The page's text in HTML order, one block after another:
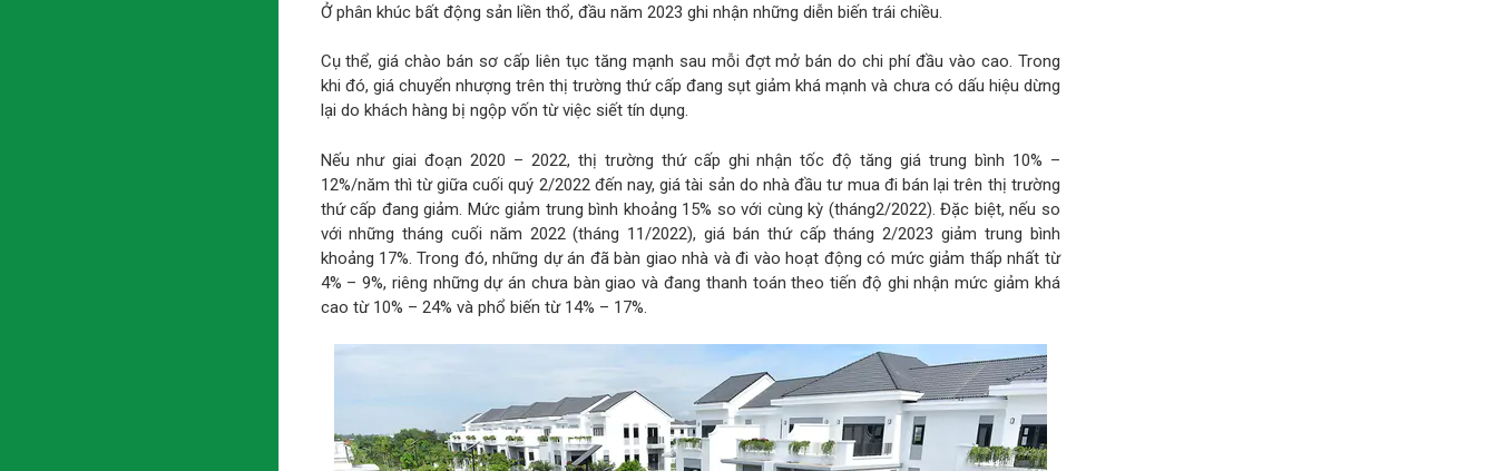
Ở phân khúc bất động sản liền thổ, đầu năm 2023 ghi nhận những diễn biến trái chiều.
Cụ thể, giá chào bán sơ cấp liên tục tăng mạnh sau mỗi đợt mở bán do chi phí đầu vào cao. Trong
khi đó, giá chuyển nhượng trên thị trường thứ cấp đang sụt giảm khá mạnh và chưa có dấu hiệu dừng
lại do khách hàng bị ngộp vốn từ việc siết tín dụng.
Nếu như giai đoạn 2020 – 2022, thị trường thứ cấp ghi nhận tốc độ tăng giá trung bình 10% –
12%/năm thì từ giữa cuối quý 2/2022 đến nay, giá tài sản do nhà đầu tư mua đi bán lại trên thị trường
thứ cấp đang giảm. Mức giảm trung bình khoảng 15% so với cùng kỳ (tháng2/2022). Đặc biệt, nếu so
với những tháng cuối năm 2022 (tháng 11/2022), giá bán thứ cấp tháng 2/2023 giảm trung bình
khoảng 17%. Trong đó, những dự án đã bàn giao nhà và đi vào hoạt động có mức giảm thấp nhất từ
4% – 9%, riêng những dự án chưa bàn giao và đang thanh toán theo tiến độ ghi nhận mức giảm khá
cao từ 10% – 24% và phổ biến từ 14% – 17%.